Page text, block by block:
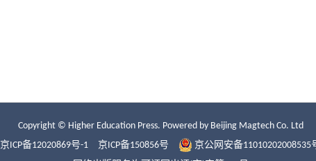
Copyright © Higher Education Press. Powered by Beijing Magtech Co. Ltd
京ICP备12020869号-1
京ICP备150856号
京公网安备11010202008535